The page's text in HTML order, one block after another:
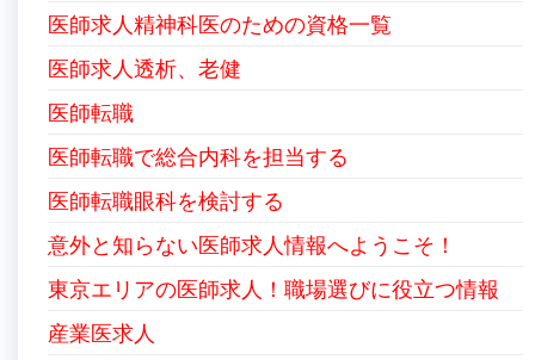
医師求人精神科医のための資格一覧
医師求人透析、老健
医師転職
医師転職で総合内科を担当する
医師転職眼科を検討する
意外と知らない医師求人情報へようこそ！
東京エリアの医師求人！職場選びに役立つ情報
産業医求人